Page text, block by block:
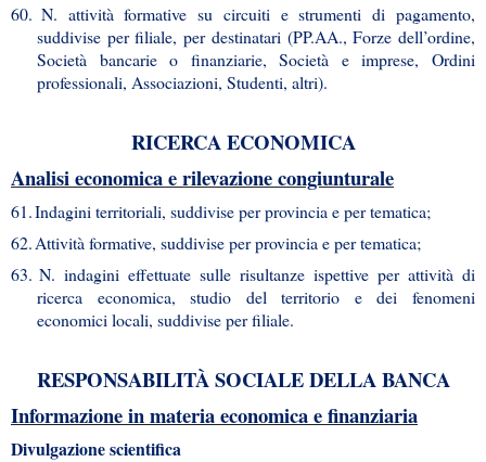
60. N. attività formative su circuiti e strumenti di pagamento,
suddivise per filiale, per destinatari (PP.AA., Forze dell’ordine,
Società bancarie o finanziarie, Società e imprese, Ordini
professionali, Associazioni, Studenti, altri).
RICERCA ECONOMICA
Analisi economica e rilevazione congiunturale
61.Indagini territoriali, suddivise per provincia e per tematica;
62.Attività formative, suddivise per provincia e per tematica;
63. N. indagini effettuate sulle risultanze ispettive per attività di
ricerca economica, studio del territorio e dei fenomeni
economici locali, suddivise per filiale.
RESPONSABILITÀ SOCIALE DELLA BANCA
Informazione in materia economica e finanziaria
Divulgazione scientifica